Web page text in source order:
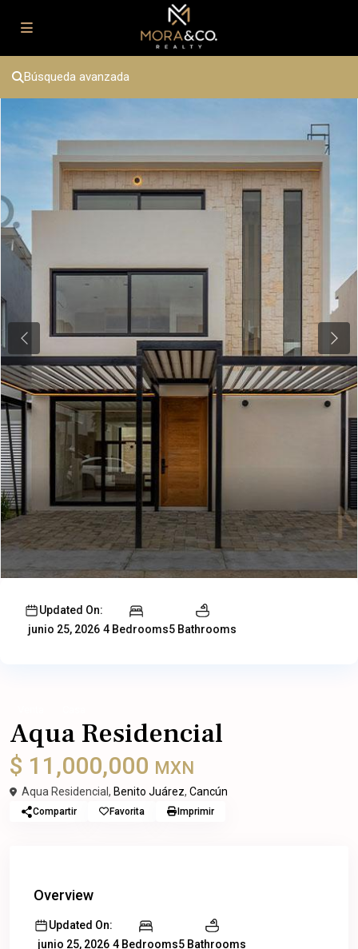
Búsqueda avanzada
Previous Next
Updated On:
junio 25, 2026 4 Bedrooms5 Bathrooms
Aqua Residencial
$ 11,000,000 MXN
Aqua Residencial, Benito Juárez, Cancún
Compartir Favorita Imprimir
Overview
Updated On:
junio 25, 2026 4 Bedrooms5 Bathrooms